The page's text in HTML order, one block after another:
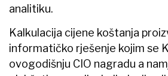
analitiku.
Kalkulacija cijene koštanja
informatičko rješenje kojim se
ovogodišnju CIO nagradu a